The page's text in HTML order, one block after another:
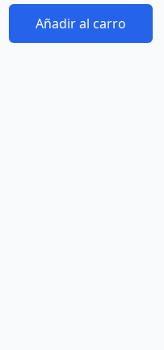
Añadir al carro